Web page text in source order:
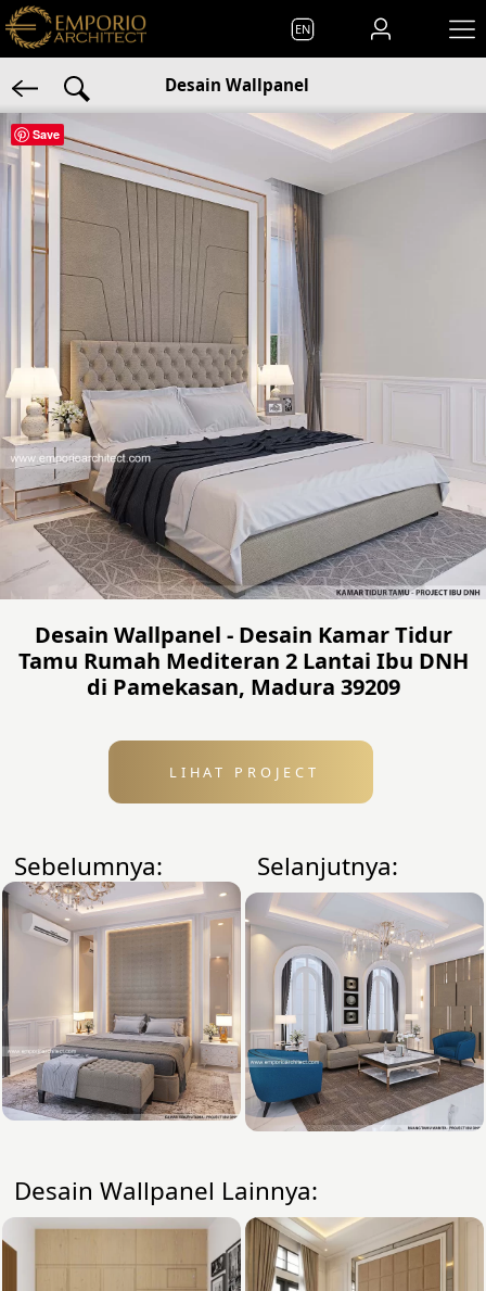
EN
Desain Wallpanel
Desain Wallpanel - Desain Kamar Tidur
Tamu Rumah Mediteran 2 Lantai Ibu DNH
di Pamekasan, Madura 39209
LIHAT PROJECT
Sebelumnya: Selanjutnya:
Desain Wallpanel Lainnya:
Save